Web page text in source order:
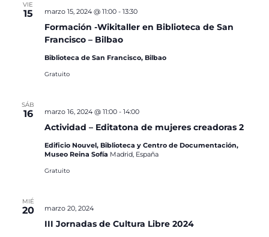
VIE
15
Formación -Wikitaller en Biblioteca de San
Francisco – Bilbao
marzo 15, 2024 @ 11:00- 13:30
Biblioteca de San Francisco, Bilbao
Gratuito
SÁB
16
Actividad – Editatona de mujeres creadoras 2
marzo 16, 2024 @ 11:00- 14:00
Edificio Nouvel, Biblioteca y Centro de Documentación,
Museo Reina Sofía Madrid, España
Gratuito
MIÉ
20
III Jornadas de Cultura Libre 2024
marzo 20, 2024